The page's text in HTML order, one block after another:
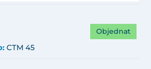
CTM 45
Objednat